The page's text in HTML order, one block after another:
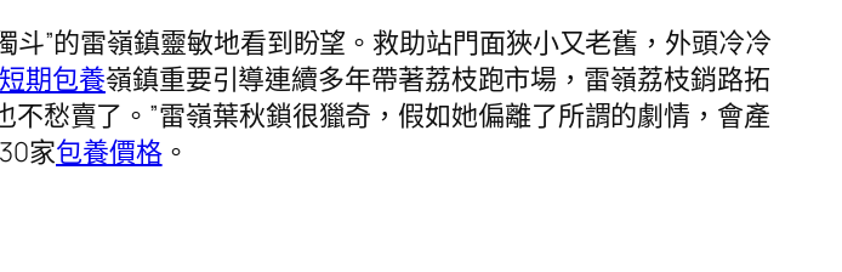
斗”的雷嶺鎮靈敏地看到盼望。救助站門面狹小又老舊，外頭冷冷
短期包養嶺鎮重要引導連續多年帶著荔枝跑市場，雷嶺荔枝銷路拓
愁賣了。”雷嶺葉秋鎖很獵奇，假如她偏離了所謂的劇情，會產
家包養價格。